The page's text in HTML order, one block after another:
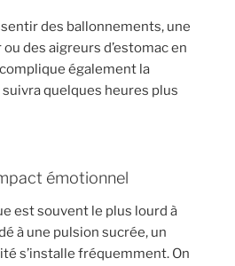
des ballonnements, une
des aigreurs d’estomac en
également la
quelques heures plus
émotionnel
est souvent le plus lourd à
à une pulsion sucrée, un
s’installe fréquemment. On